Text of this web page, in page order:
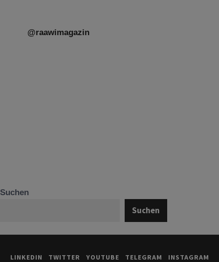
@raawimagazin
Suchen
Suchen
LINKEDIN TWITTER YOUTUBE TELEGRAM INSTAGRAM